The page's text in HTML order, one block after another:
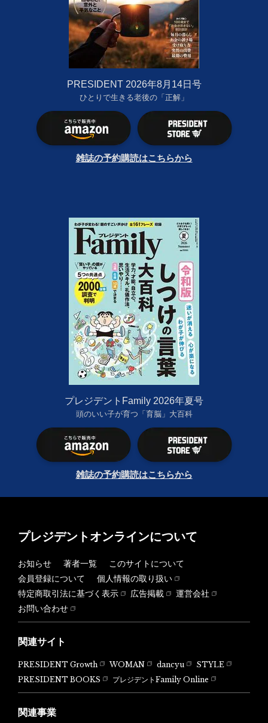
PRESIDENT 2026年8月14日号
ひとりで生きる老後の「正解」
雑誌の予約購読はこちらから
プレジデントFamily 2026年夏号
頭のいい子が育つ「育脳」大百科
雑誌の予約購読はこちらから
プレジデントオンラインについて
お知らせ 著者一覧
このサイトについて
会員登録について
個人情報の取り扱い
特定商取引法に基づく表示
広告掲載
運営会社
お問い合わせ
関連サイト
PRESIDENT Growth WOMAN dancyu
STYLE
PRESIDENT BOOKS
プレジデントFamily Online
関連事業